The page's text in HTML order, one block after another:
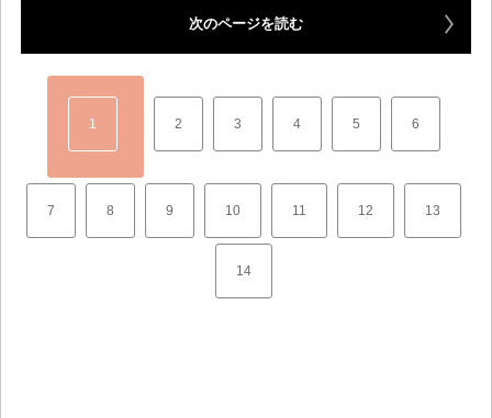
次のページを読む
1 2 3 4 5 6
7 8 9 10 11 12 13
14